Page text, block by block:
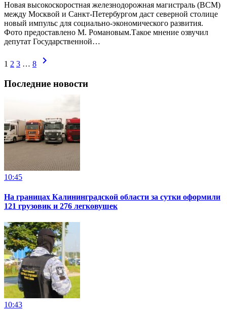
Новая высокоскоростная железнодорожная магистраль (ВСМ)
между Москвой и Санкт-Петербургом даст северной столице
новый импульс для социально-экономического развития.
Фото предоставлено М. Романовым.Такое мнение озвучил
депутат Государственной…
1 2 3 … 8 chevron_right
Последние новости
10:45
На границах Калининградской области за сутки оформили
121 грузовик и 276 легковушек
10:43